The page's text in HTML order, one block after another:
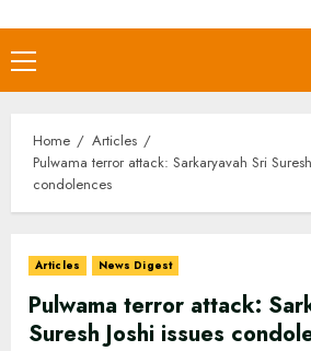
Primary
Menu
Home
Articles
Pulwama terror attack: Sarkaryavah Sri
condolences
Articles News Digest
Pulwama terror attack:
Suresh Joshi issues